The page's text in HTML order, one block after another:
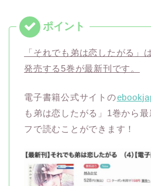
「それでも弟は恋したがる」
発売する5巻が最新刊です。
電子書籍公式サイトの
も弟は恋したがる」1巻から
フで読むことができます！